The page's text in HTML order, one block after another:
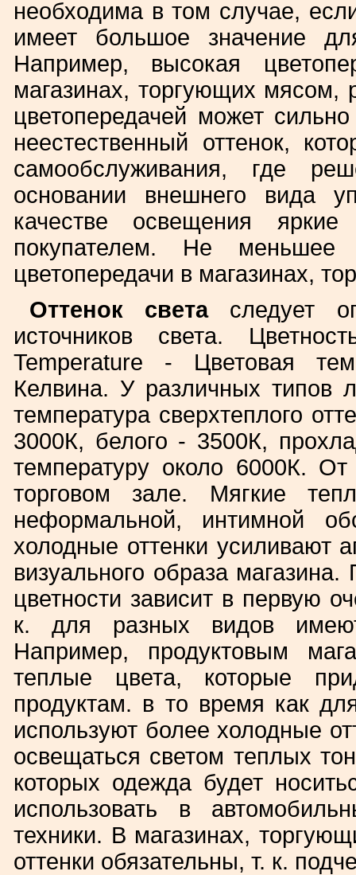
необходима в том случае,
имеет большое значение
Например, высокая
магазинах, торгующих
цветопередачей может
неестественный оттенок,
самообслуживания, где
основании внешнего вида
качестве освещения
покупателем. Не меньшее
цветопередачи в магазинах,
Оттенок светаследует
источников света.
Temperature - Цветовая
Келвина. У различных типов
температура cверхтеплого
3000К, белого - 3500К,
температуру около 6000К.
торговом зале. Мягкие
неформальной, интимной
холодные оттенки усиливают
визуального образа
цветности зависит в первую
к. для разных видов
Например, продуктовым
теплые цвета, которые
продуктам. в то время как
используют более холодные
освещаться светом теплых
которых одежда будет
использовать в
техники. В магазинах,
оттенки обязательны, т. к.